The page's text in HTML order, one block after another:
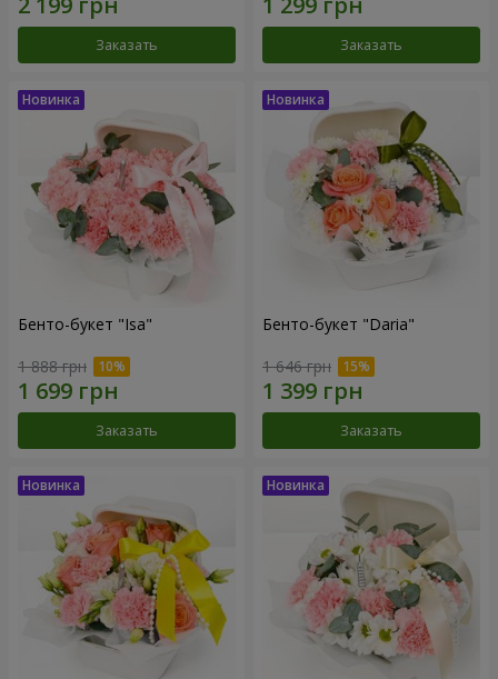
Заказать Заказать
Бенто-букет "Isa"
1 888 грн
Заказать
Бенто-букет "Daria"
1 646 грн
Заказать